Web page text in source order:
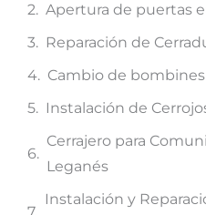
Apertura de puertas
Reparación de
Cambio de
Instalación de
Cerrajero para
Leganés
Instalación y